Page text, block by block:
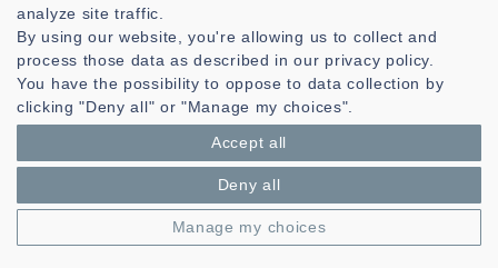
CNRS, UMR 6285
Technopole Brest-Iroise - CS 83818
29238 Brest Cedex 3 - France
Présentation
Gestion des cookies
| © Azimut - Créateur de solutions
numériques, www.azimut.net
analyze site traffic.
By using our website, you're allowing us to collect and
process those data as described in our privacy policy.
You have the possibility to oppose to data collection by
clicking "Deny all" or "Manage my choices".
Accept all
Deny all
Manage my choices